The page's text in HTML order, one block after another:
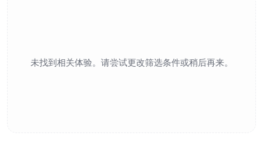
未找到相关体验。请尝试更改筛选条件或稍后再来。